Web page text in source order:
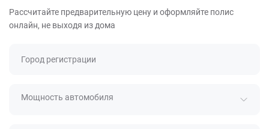
Рассчитайте предварительную цену и оформляйте полис
онлайн, не выходя из дома
Город регистрации
Мощность автомобиля